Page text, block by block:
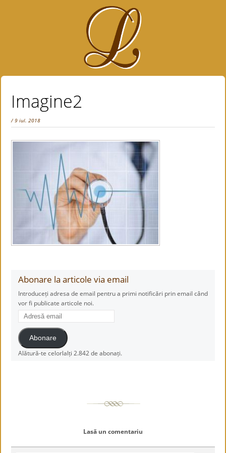
Imagine2
/ 9 iul. 2018
Abonare la articole via email
Introduceți adresa de email pentru a primi notificări prin email când
vor fi publicate articole noi.
Adresă
email
Abonare
Alătură-te celorlalți 2.842 de abonați.
Lasă un comentariu